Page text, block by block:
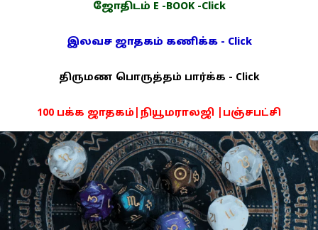
ஜோதிடம் E -BOOK -Click
இலவச ஜாதகம் கணிக்க - Click
திருமண பொருத்தம் பார்க்க - Click
100 பக்க ஜாதகம்|நியூமராலஜி |பஞ்சபட்சி
PDF -72மட்டும் -Click